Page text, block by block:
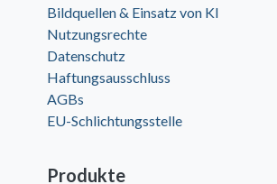
Bildquellen & Einsatz von KI
Nutzungsrechte
Datenschutz
Haftungsausschluss
AGBs
EU-Schlichtungsstelle
Produkte